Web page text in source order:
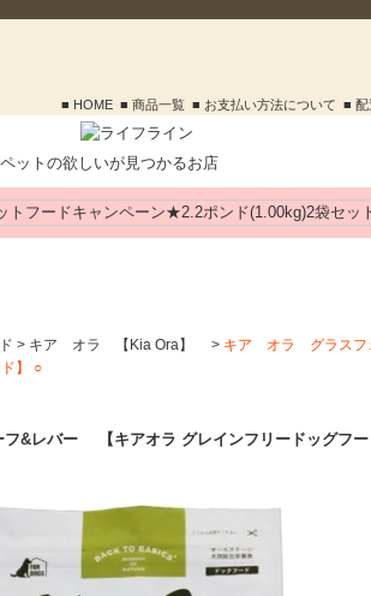
■ HOME ■ 商品一覧 ■ お支払い方法について ■ 配
> キア オラ 【Kia Ora】 > キア オラ グラスフ
】 ○
&レバー 【キアオラ グレインフリードッグフー